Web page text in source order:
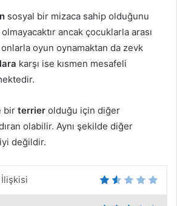
sosyal bir mizaca sahip olduğunu
ancak çocuklarla arası
oyun oynamaktan da zevk
karşı ise kısmen mesafeli
bir terrier olduğu için diğer
olabilir. Aynı şekilde diğer
değildir.